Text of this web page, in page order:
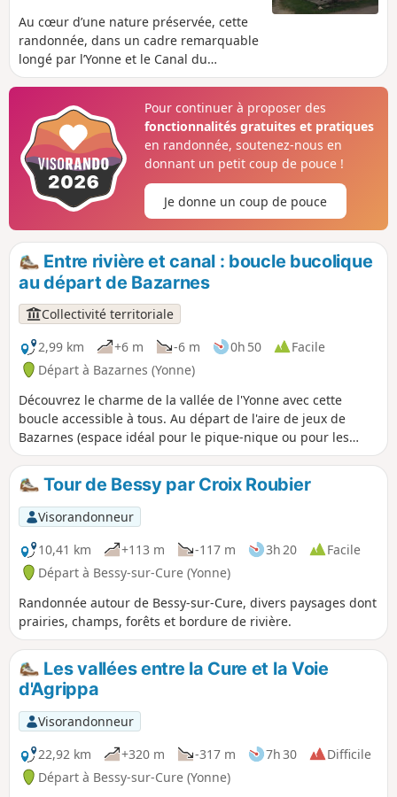
Au cœur d’une nature préservée, cette
randonnée, dans un cadre remarquable
longé par l’Yonne et le Canal du
Nivernais, offre une vue imprenable sur
lieu de grimpe, avec une faune et une
flore préservées et protégées. Le trajet
autour de ce méandre de l'Yonne
accumule les vues remarquables.
Pour continuer à proposer des
fonctionnalités gratuites et pratiques
en randonnée, soutenez-nous en
donnant un petit coup de pouce !
Je donne un coup de pouce
Entre rivière et canal : boucle bucolique
au départ de Bazarnes
Collectivité territoriale
2,99 km
+6 m -6 m 0h 50
Facile
Départ à Bazarnes (Yonne)
Découvrez le charme de la vallée de l'Yonne avec cette
boucle accessible à tous. Au départ de l'aire de jeux de
Bazarnes (espace idéal pour le pique-nique ou pour les
enfants au retour), ce parcours plat et ombragé vous mène
au plus près de l'eau. Vous longerez d'abord les rives
sauvages de l'Yonne, avant de rejoindre le calme du Canal
du Nivernais et son chemin de halage. Un itinéraire idéal à
faire en famille pour observer la faune aquatique, les
passages d'écluses et profiter d'un moment de sérénité en
pleine nature.
Tour de Bessy par Croix Roubier
Visorandonneur
10,41 km
+113 m -117 m 3h 20
Facile
Départ à Bessy-sur-Cure (Yonne)
Randonnée autour de Bessy-sur-Cure, divers paysages dont
prairies, champs, forêts et bordure de rivière.
Les vallées entre la Cure et la Voie
d'Agrippa
Visorandonneur
22,92 km
+320 m -317 m 7h 30
Difficile
Départ à Bessy-sur-Cure (Yonne)